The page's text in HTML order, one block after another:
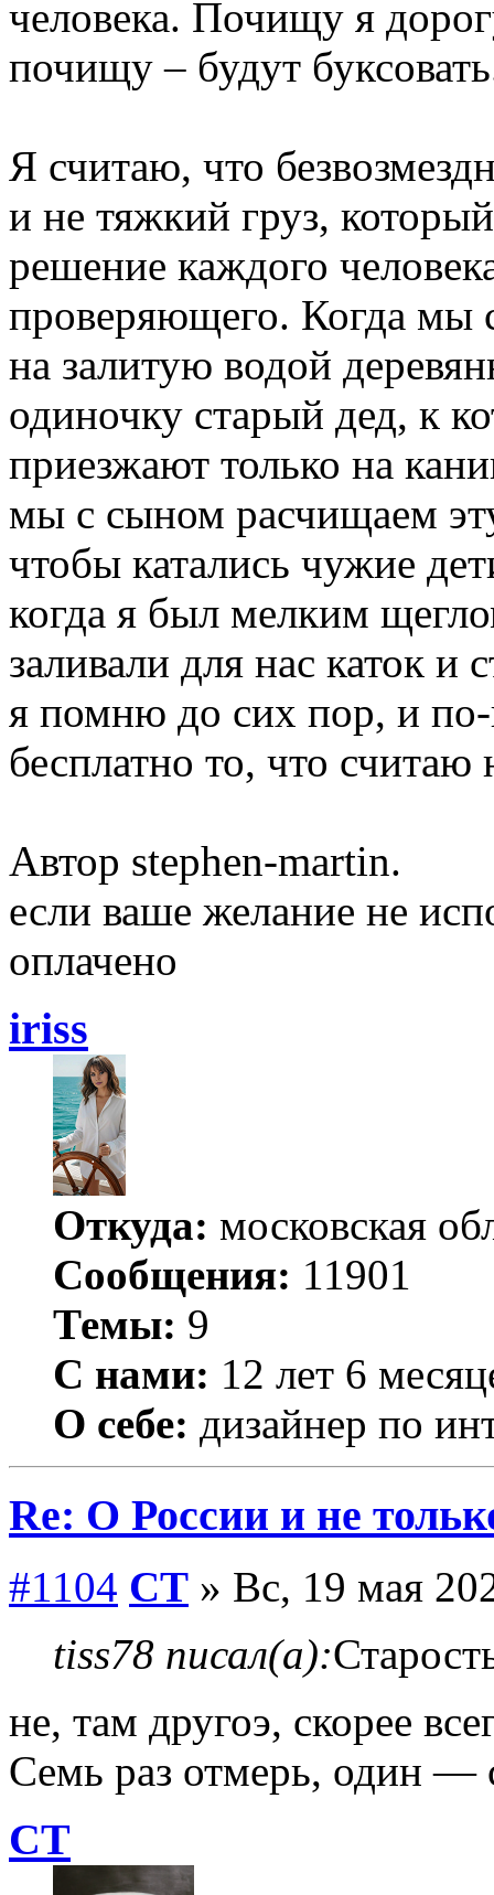
человека. Почищу я
почищу – будут
Я считаю, что
и не тяжкий груз,
решение каждого
проверяющего. Когда мы
на залитую водой
одиночку старый дед, к
приезжают только на
мы с сыном расчищаем
чтобы катались чужие
когда я был мелким
заливали для нас каток
я помню до сих пор, и
бесплатно то, что
Автор stephen-martin.
если ваше желание не
оплачено
iriss
Откуда: московская
Сообщения: 11901
Темы: 9
С нами: 12 лет 6
О себе: дизайнер по
Re: О России и не
#1104 СТ » Вс, 19 мая
tiss78 писал(а):
не, там другоэ, скорее
Семь раз отмерь, один —
СТ